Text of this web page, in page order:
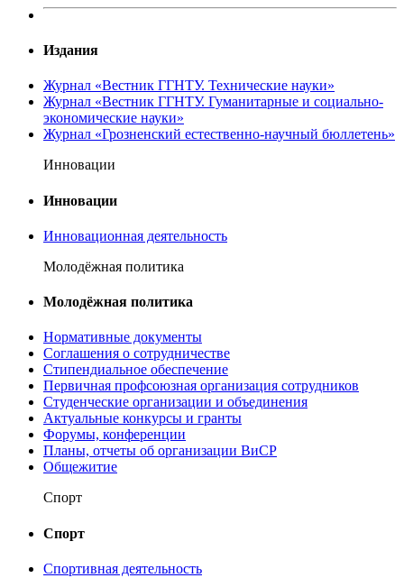
Издания
Журнал «Вестник ГГНТУ. Технические науки»
Журнал «Вестник ГГНТУ. Гуманитарные и социально-
экономические науки»
Журнал «Грозненский естественно-научный бюллетень»
Инновации
Инновации
Инновационная деятельность
Молодёжная политика
Молодёжная политика
Нормативные документы
Соглашения о сотрудничестве
Стипендиальное обеспечение
Первичная профсоюзная организация сотрудников
Студенческие организации и объединения
Актуальные конкурсы и гранты
Форумы, конференции
Планы, отчеты об организации ВиСР
Общежитие
Спорт
Спорт
Спортивная деятельность